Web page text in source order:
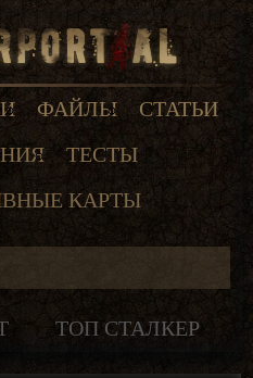
ФАЙЛЫ
СТАТЬИ
ТЕСТЫ
КАРТЫ
ТОП СТАЛКЕР